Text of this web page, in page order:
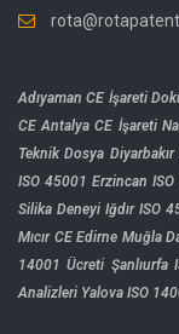
Adıyaman CE İşareti
CE Antalya CE İşareti
Teknik Dosya
ISO 45001 Erzincan
Silika Deneyi Iğdır ISO
Mıcır CE Edirne Muğla
14001 Ücreti Şanlıurfa
Analizleri Yalova ISO